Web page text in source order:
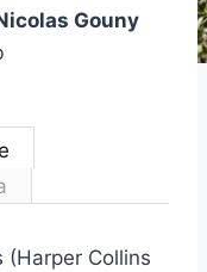
Gouny
Collins